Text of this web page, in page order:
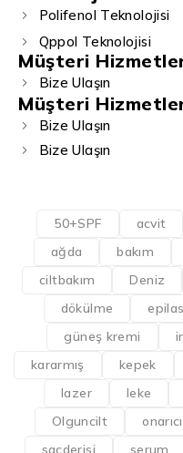
Polifenol Teknolojisi
Qppol Teknolojisi
Müşteri
Bize Ulaşın
Müşteri
Bize Ulaşın
Bize Ulaşın
50+SPF acvit
ağda
bakım
ciltbakım
Deniz
dökülme
güneş kremi
kararmış
kepek
lazer
leke
Olguncilt
onarıcı
saçderisi
serum